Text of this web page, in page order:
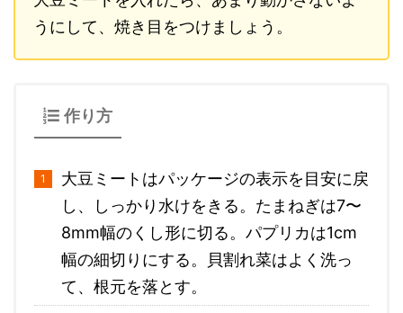
うにして、焼き目をつけましょう。
作り方
大豆ミートはパッケージの表示を目安に戻
し、しっかり水けをきる。たまねぎは7〜
8mm幅のくし形に切る。パプリカは1cm
幅の細切りにする。貝割れ菜はよく洗っ
て、根元を落とす。